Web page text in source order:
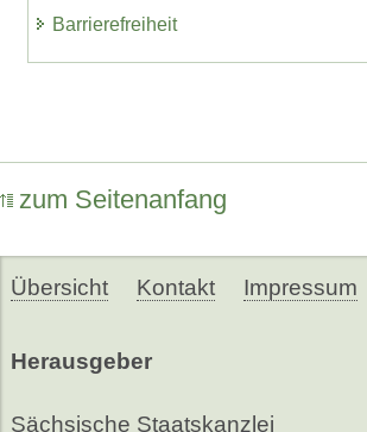
Barrierefreiheit
zum Seitenanfang
Übersicht Kontakt Impressum
Herausgeber
Sächsische Staatskanzlei